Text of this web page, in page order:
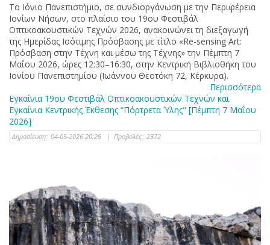
Το Ιόνιο Πανεπιστήμιο, σε συνδιοργάνωση με την Περιφέρεια
Ιονίων Νήσων, στο πλαίσιο του 19ου Φεστιβάλ
Οπτικοακουστικών Τεχνών 2026, ανακοινώνει τη διεξαγωγή
της Ημερίδας Ισότιμης Πρόσβασης με τίτλο «Re-sensing Art:
Πρόσβαση στην Τέχνη και μέσω της Τέχνης» την Πέμπτη 7
Μαΐου 2026, ώρες 12:30–16:30, στην Κεντρική Βιβλιοθήκη του
Ιονίου Πανεπιστημίου (Ιωάννου Θεοτόκη 72, Κέρκυρα).
Περισσότερα
Εγκαίνια 19ου Φεστιβάλ Οπτικοακουστικών Τεχνών και
Εγκαίνια Κεντρικής Έκθεσης “Πόρτρετα Ύλης" [Πέμπτη 7 Μαΐου
2026]
Δημοσίευση: 04-05-2026 20:29 | Προβολές: 2372